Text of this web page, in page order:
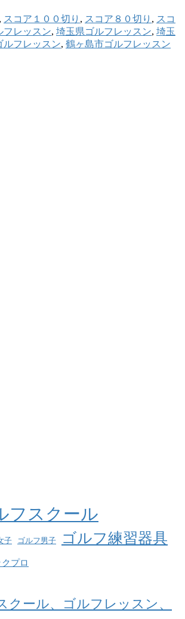
, スコア１００切り , スコア８０切り , スコ
フレッスン, 埼玉県ゴルフレッスン, 埼玉
ルフレッスン, 鶴ヶ島市ゴルフレッスン
フスクール
子 ゴルフ男子 ゴルフ練習器具
プロ
ール、ゴルフレッスン、